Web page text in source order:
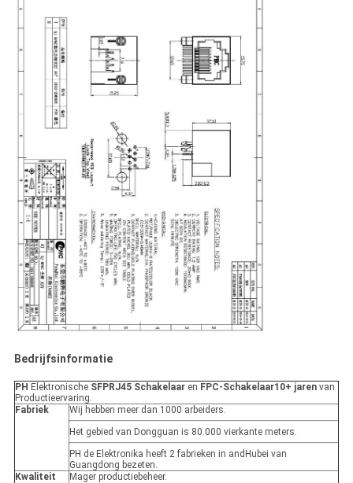
Bedrijfsinformatie
PH Elektronische SFPRJ45 Schakelaaren FPC-Schakelaar10+ jarenvan
Productieervaring.
Fabriek
Wij hebben meer dan 1000 arbeiders.
Het gebied van Dongguan is 80.000 vierkante meters.
PH de Elektronika heeft 2 fabrieken in andHubei van
Guangdong bezeten.
Kwaliteit
Mager productiebeheer.